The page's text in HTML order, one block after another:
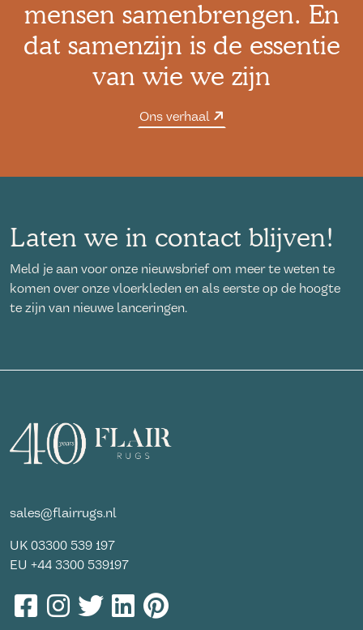
mensen samenbrengen. En
dat samenzijn is de essentie
van wie we zijn
Ons verhaal
Laten we in contact blijven!
Meld je aan voor onze nieuwsbrief om meer te weten te
komen over onze vloerkleden en als eerste op de hoogte
te zijn van nieuwe lanceringen.
sales@flairrugs.nl
UK 03300 539 197
EU +44 3300 539197